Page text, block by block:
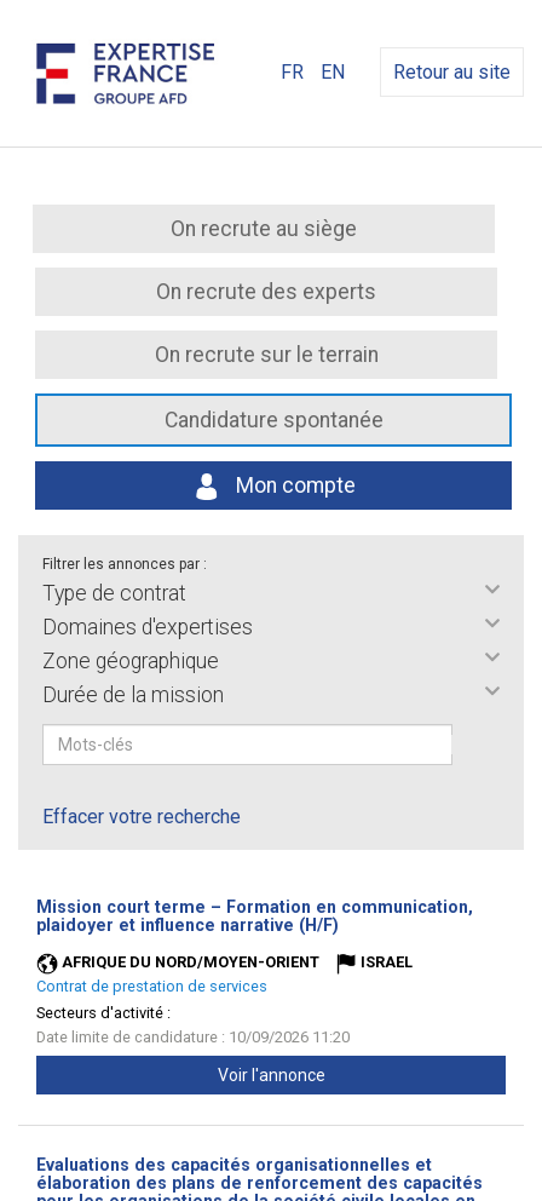
FR EN Retour au site
On recrute au siège
On recrute des experts
On recrute sur le terrain
Candidature spontanée
Mon compte
Filtrer les annonces par :
Type de contrat
Domaines d'expertises
Zone géographique
Durée de la mission
Effacer votre recherche
Mission court terme – Formation en communication,
plaidoyer et influence narrative (H/F)
AFRIQUE DU NORD/MOYEN-ORIENT
ISRAEL
Contrat de prestation de services
Secteurs d'activité :
Date limite de candidature : 10/09/2026 11:20
Voir l'annonce
Evaluations des capacités organisationnelles et
élaboration des plans de renforcement des capacités